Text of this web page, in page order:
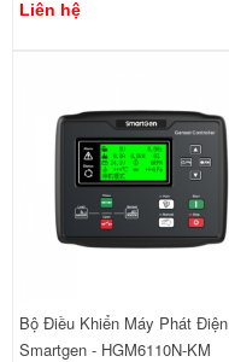
Liên hệ
Bộ Điều Khiển Máy Phát Điện
Smartgen - HGM6110N-KM